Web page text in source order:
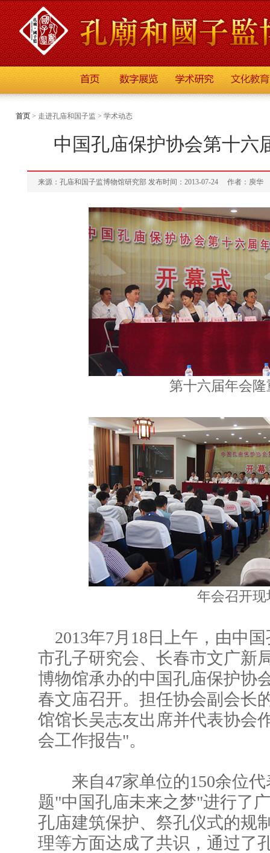
首页 > 走进孔庙和国子监 > 学术动态
中国孔庙保护协会第十六
来源：孔庙和国子监博物馆研究部 发布时间：2013-07-24 作者：庾华
第十六届年会
年会召开现
2013年7月18日上午，由中
市孔子研究会、长春市文广新
博物馆承办的中国孔庙保护协
春文庙召开。担任协会副会长
馆馆长吴志友出席并代表协会
会工作报告"。
来自47家单位的150余位代
题"中国孔庙未来之梦"进行了
孔庙建筑保护、祭孔仪式的规
理等方面达成了共识，通过了